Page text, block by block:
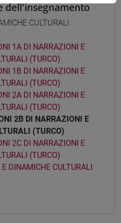
dell'insegnamento
CULTURALI
1A DI NARRAZIONI E
(TURCO)
1B DI NARRAZIONI E
(TURCO)
2A DI NARRAZIONI E
(TURCO)
2B DI NARRAZIONI E
(TURCO)
2C DI NARRAZIONI E
(TURCO)
DINAMICHE CULTURALI